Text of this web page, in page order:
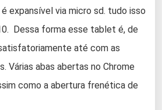
expansível via micro sd. tudo isso
Dessa forma esse tablet é, de
até com as
Várias abas abertas no Chrome
como a abertura frenética de